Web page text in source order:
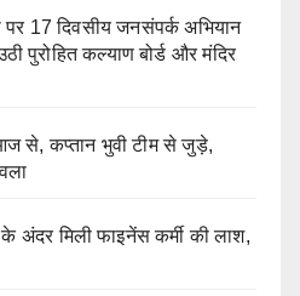
पर 17 दिवसीय जनसंपर्क अभियान
पुरोहित कल्याण बोर्ड और मंदिर
से, कप्तान भुवी टीम से जुड़े,
मिली फाइनेंस कर्मी की लाश,